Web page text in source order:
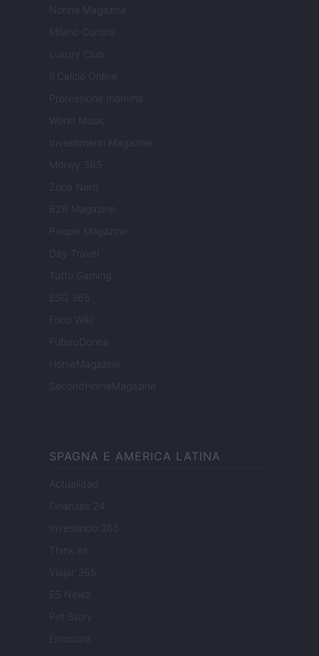
Nonne Magazine
Milano Cortina
Luxury Club
Il Calcio Online
Professione mamma
World Music
Investimenti Magazine
Money 365
Zona Nerd
B2B Magazine
People Magazine
Day Travel
Tutto Gaming
ESG 365
Food Wiki
FuturoDonna
HomeMagazine
SecondHomeMagazine
SPAGNA E AMERICA LATINA
Actualidad
Finanzas 24
Investindo 365
Think.es
Viajar 365
ES Newz
Encocina